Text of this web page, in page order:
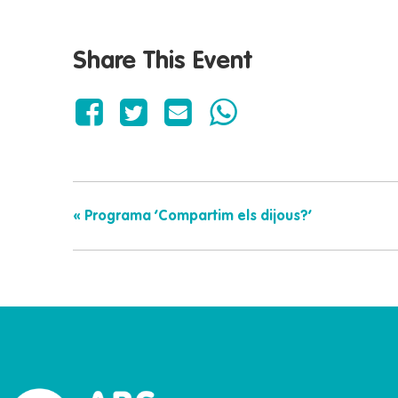
Share This Event
« Programa ‘Compartim els dijous?’